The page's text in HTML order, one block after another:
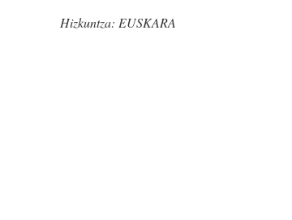
Hizkuntza: EUSKARA